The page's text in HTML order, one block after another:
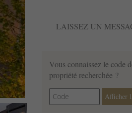
LAISSEZ UN
Vous connaissez le code
propriété recherchée ?
Afficher